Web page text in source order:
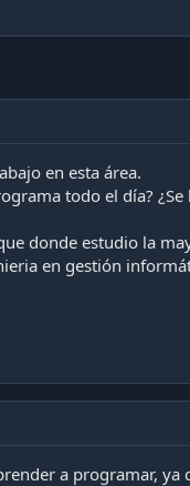
en esta área.
todo el día? ¿Se
donde estudio la
en gestión
a programar,